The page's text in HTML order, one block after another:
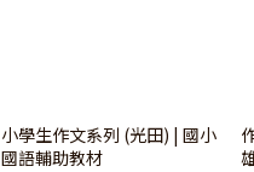
小學生作文系列 (光田) | 國小
國語輔助教材